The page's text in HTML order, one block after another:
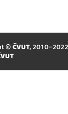
© ČVUT, 2010–2022